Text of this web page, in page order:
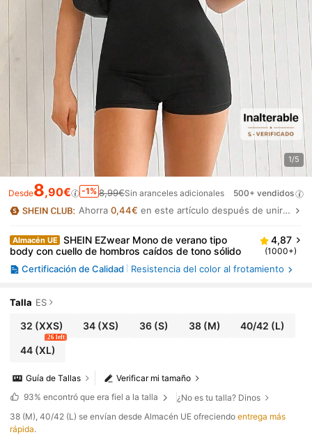
1/5
Desde8,90€ -1% 8,99€Sin aranceles adicionales 500+ vendidos
Ahorra 0,44€ en este artículo después de unirte.
Almacén UE
SHEIN EZwear Mono de verano tipo
body con cuello de hombros caídos de tono sólido
4,87
(1000+)
Certificación de Calidad Resistencia del color al frotamiento
Talla ES
32 (XXS) 34 (XS) 36(S) 38(M) 40/42 (L)
44(XL)
26 left
Verificar mi tamaño
Guía de Tallas
93% encontró que era fiel a la talla
¿No es tu talla? Dinos
​38 (M), 40/42 (L) se envían desde Almacén UE ofreciendoentrega más
rápida.